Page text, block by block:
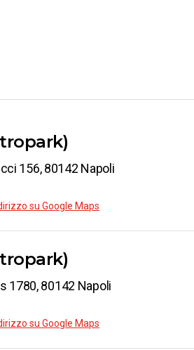
156, 80142 Napoli
su Google Maps
1780, 80142 Napoli
su Google Maps